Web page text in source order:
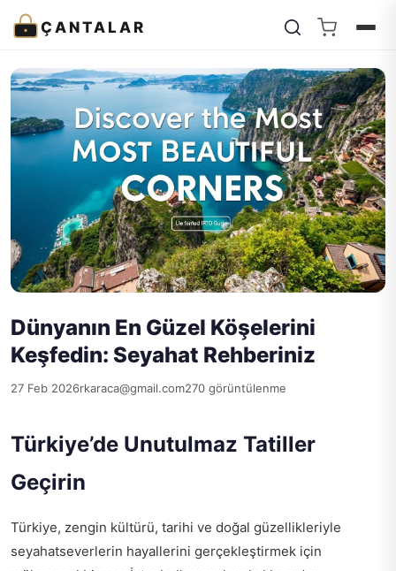
ÇANTALAR
Dünyanın En Güzel Köşelerini
Keşfedin: Seyahat Rehberiniz
27 Feb 2026rkaraca@gmail.com270 görüntülenme
Türkiye’de Unutulmaz Tatiller
Geçirin
Türkiye, zengin kültürü, tarihi ve doğal güzellikleriyle
seyahatseverlerin hayallerini gerçekleştirmek için